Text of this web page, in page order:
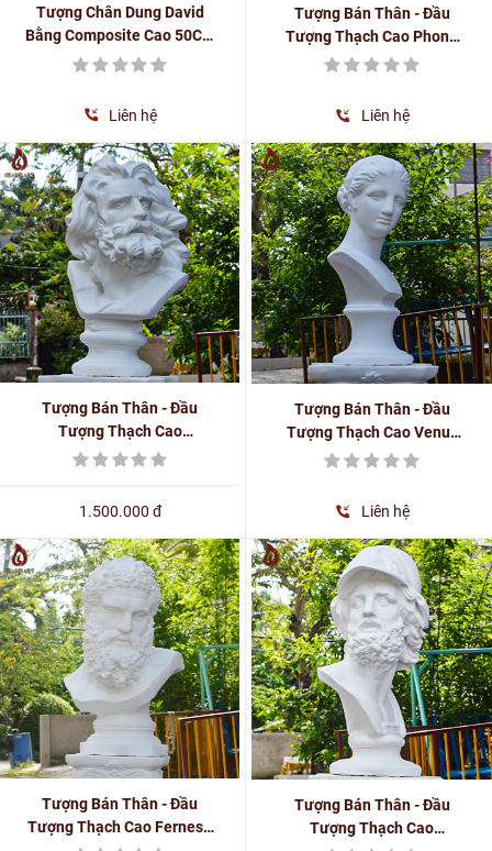
Tượng Chân Dung David
Bằng Composite Cao 50Cm
Màu Đồng Giả Cổ
Liên hệ
Tượng Bán Thân - Đầu
Tượng Thạch Cao Phong
Cách Châu Âu, Hy Lạp,
Liên hệ
Tượng Bán Thân - Đầu
Tượng Thạch Cao
Marseille Phong Cách Phục
1.500.000 đ
Tượng Bán Thân - Đầu
Tượng Thạch Cao Venus
Phong Cách Hy Lạp, Châu
Liên hệ
Tượng Bán Thân - Đầu
Tượng Thạch Cao Fernese
Tượng Bán Thân - Đầu
Tượng Thạch Cao